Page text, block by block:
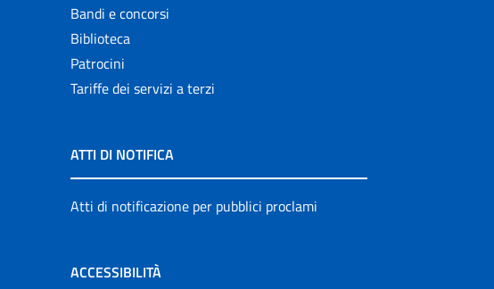
Bandi e concorsi
Biblioteca
Patrocini
Tariffe dei servizi a terzi
ATTI DI NOTIFICA
Atti di notificazione per pubblici proclami
ACCESSIBILITÀ